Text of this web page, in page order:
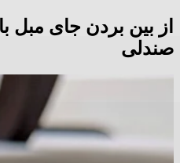
از بین بردن جای مبل
صندلی